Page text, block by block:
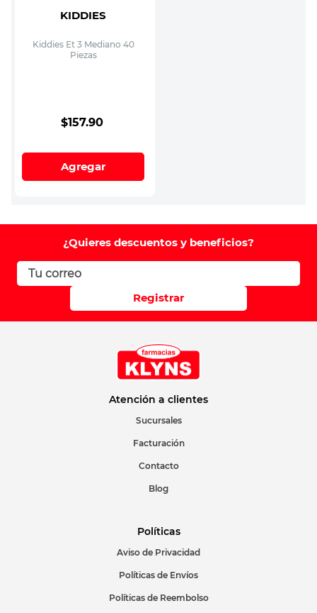
KIDDIES
Kiddies Et 3 Mediano 40
Piezas
$157.90
Agregar
¿Quieres descuentos y beneficios?
Registrar
Atención a clientes
Sucursales
Facturación
Contacto
Blog
Políticas
Aviso de Privacidad
Políticas de Envíos
Políticas de Reembolso